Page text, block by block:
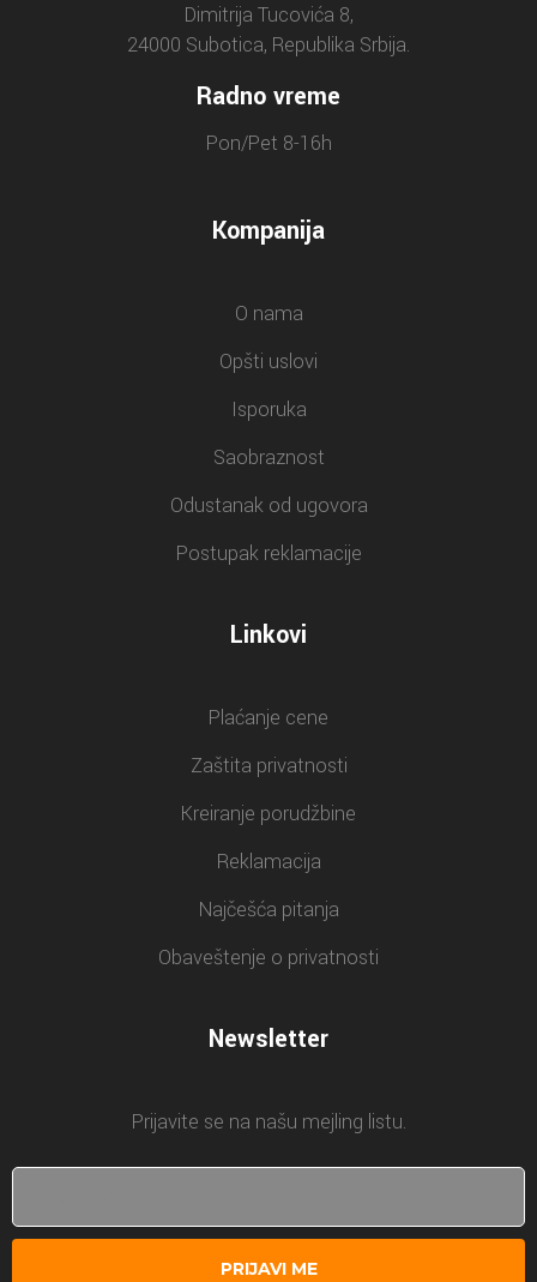
Dimitrija Tucovića 8,
24000 Subotica, Republika Srbija.
Radno vreme
Pon/Pet 8-16h
Kompanija
O nama
Opšti uslovi
Isporuka
Saobraznost
Odustanak od ugovora
Postupak reklamacije
Linkovi
Plaćanje cene
Zaštita privatnosti
Kreiranje porudžbine
Reklamacija
Najčešća pitanja
Obaveštenje o privatnosti
Newsletter
Prijavite se na našu mejling listu.
PRIJAVI ME